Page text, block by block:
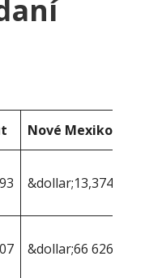
Nové Mexiko
&dollar;13,374
&dollar;66 626